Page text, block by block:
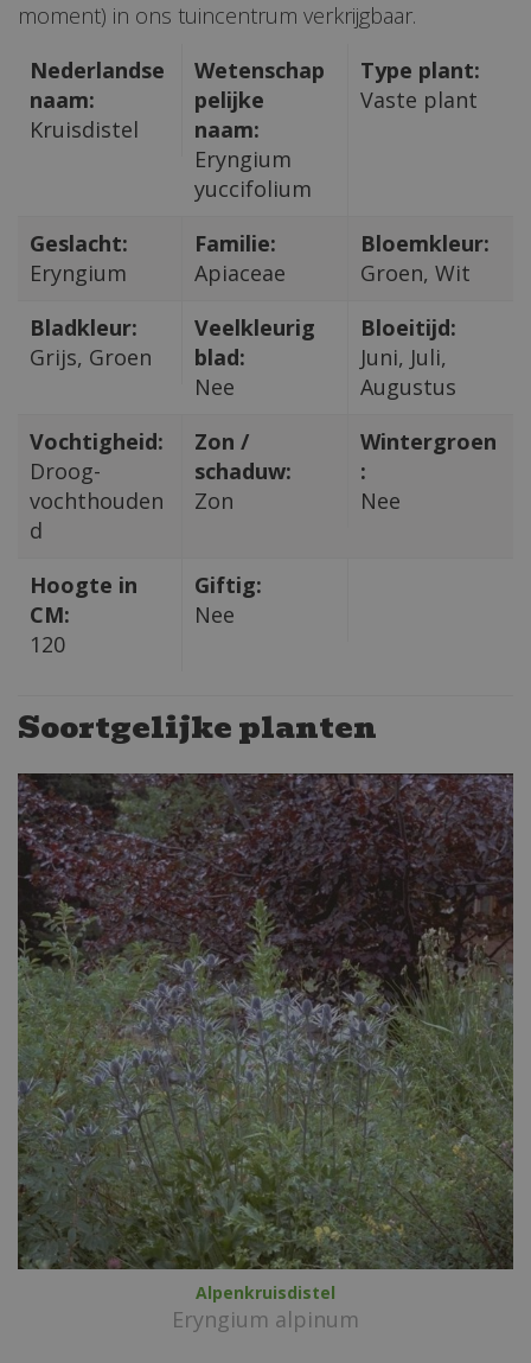
moment) in ons tuincentrum verkrijgbaar.
Nederlandse
naam:
Kruisdistel
Wetenschap
pelijke
naam:
Eryngium
yuccifolium
Type plant:
Vaste plant
Geslacht:
Eryngium
Familie:
Apiaceae
Bloemkleur:
Groen, Wit
Bladkleur:
Grijs, Groen
Veelkleurig
blad:
Nee
Bloeitijd:
Juni, Juli,
Augustus
Vochtigheid:
Droog-
vochthouden
d
Zon /
schaduw:
Zon
Wintergroen
:
Nee
Hoogte in
CM:
120
Giftig:
Nee
Soortgelijke planten
Alpenkruisdistel
Eryngium alpinum